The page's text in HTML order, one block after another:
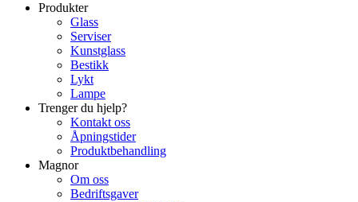
Produkter
Glass
Serviser
Kunstglass
Bestikk
Lykt
Lampe
Trenger du hjelp?
Kontakt oss
Åpningstider
Produktbehandling
Magnor
Om oss
Bedriftsgaver